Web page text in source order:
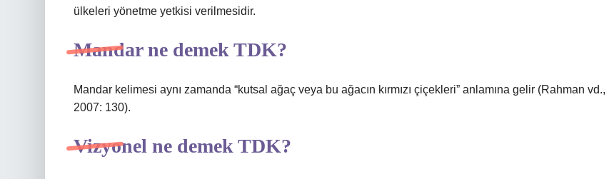
ülkeleri yönetme yetkisi verilmesidir.
Mandar ne demek TDK?
Mandar kelimesi aynı zamanda “kutsal ağaç veya bu ağacın kırmızı çiçekleri” anlamına gelir (Rahman vd.,
2007: 130).
Vizyonel ne demek TDK?